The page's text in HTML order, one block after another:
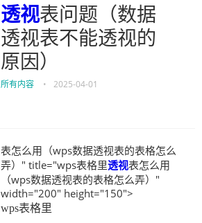
透视表问题（数据
透视表不能透视的
原因）
所有内容 • 2025-04-01
表怎么用（wps数据透视表的表格怎么
弄）" title="wps表格里透视表怎么用
（wps数据透视表的表格怎么弄）"
width="200" height="150">
wps表格里